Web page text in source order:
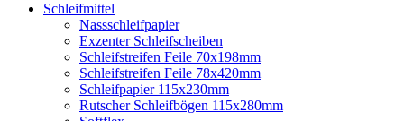
Schleifmittel
Nassschleifpapier
Exzenter Schleifscheiben
Schleifstreifen Feile 70x198mm
Schleifstreifen Feile 78x420mm
Schleifpapier 115x230mm
Rutscher Schleifbögen 115x280mm